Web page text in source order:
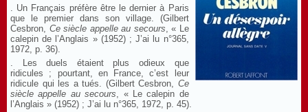
. Un Français préfère être le dernier à Paris
que le premier dans son village. (Gilbert
Cesbron, Ce siècle appelle au secours, « Le
calepin de l’Anglais » (1952) ; J’ai lu n°365,
1972, p. 36).
. Les duels étaient plus odieux que
ridicules ; pourtant, en France, c’est leur
ridicule qui les a tués. (Gilbert Cesbron, Ce
siècle appelle au secours, « Le calepin de
l’Anglais » (1952) ; J’ai lu n°365, 1972, p. 45).